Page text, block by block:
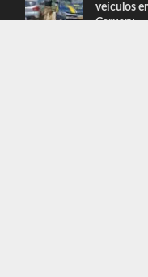
veículos
Caruaru